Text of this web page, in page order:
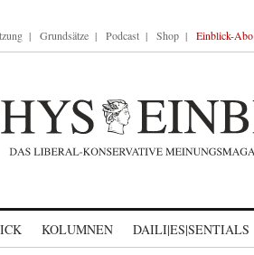
Grundsätze Podcast Shop Einblick-Abo
KOLUMNEN DAILI|ES|SENTIALS